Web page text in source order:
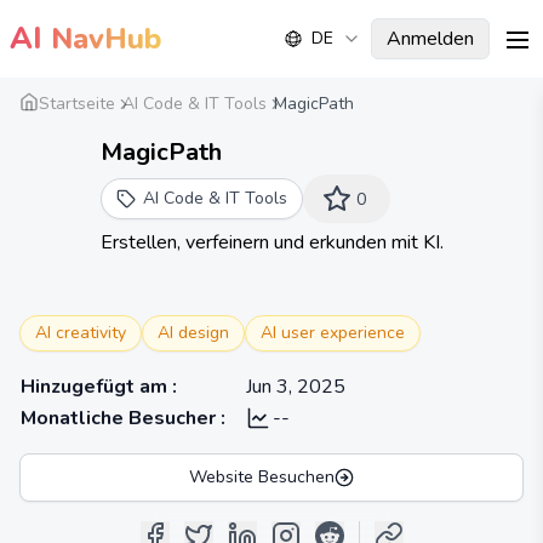
AI NavHub DE Anmelden
Startseite AI Code & IT Tools MagicPath
MagicPath
AI Code & IT Tools 0
Erstellen, verfeinern und erkunden mit KI.
AI creativity AI design AI user experience
Hinzugefügt am :
Jun 3, 2025
Monatliche Besucher : --
Website Besuchen